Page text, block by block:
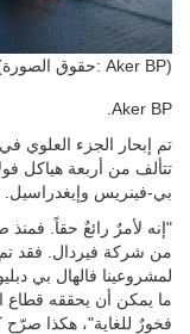
(حقوق الصورة: Aker BP)
Aker BP.
تتألف من أربعة هياكل
بي-فينريس وإيغدراسيل.
من شركة فيردال. فقد تم
لمشروعينا فالهال بي
ما يمكن أن يحققه قطاع
فخورٌ للغاية"، هكذا